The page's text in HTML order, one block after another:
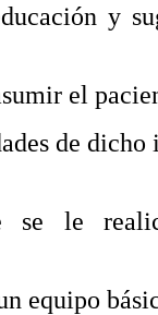
y
el
de
se le
equipo